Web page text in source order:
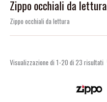
i
b
i
i
Zippo occhiali da lettura
Zippo occhiali da lettura
Visualizzazione di 1-20 di 23 risultati